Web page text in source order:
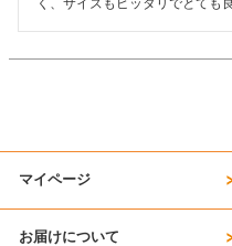
マイページ
お届けについて